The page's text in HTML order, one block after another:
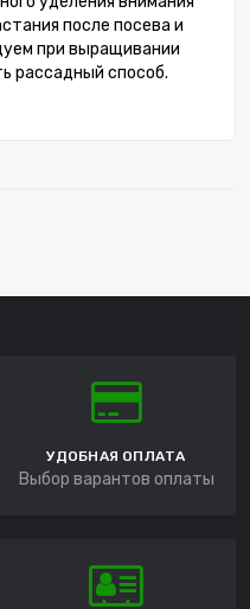
после посева и
при выращивании
рассадный способ.
УДОБНАЯ ОПЛАТА
Выбор варантов оплаты